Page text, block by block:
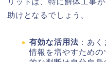
助けとなるでしょう。
有効な活用法 ：あ
情報を増やすため